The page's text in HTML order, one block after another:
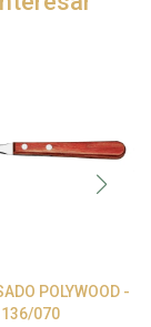
POLYWOOD -
070